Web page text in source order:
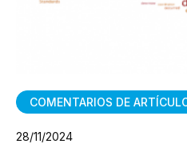
COMENTARIOS DE
28/11/2024